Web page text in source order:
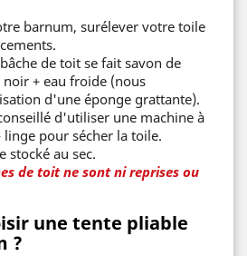
barnum, surélever votre toile
de toit se fait savon de
+ eau froide (nous
d'une éponge grattante).
d'utiliser une machine à
linge pour sécher la toile.
stocké au sec.
de toit ne sont ni reprises ou
une tente pliable
?